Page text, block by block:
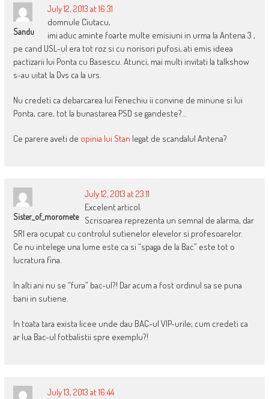
Sandu
July 12, 2013 at 16:31
domnule Ciutacu,
imi aduc aminte foarte multe emisiuni in urma la Antena 3 ,
pe cand USL-ul era tot roz si cu norisori pufosi, ati emis ideea
pactizarii lui Ponta cu Basescu. Atunci, mai multi invitati la talkshow
s-au uitat la Dvs ca la urs.
Nu credeti ca debarcarea lui Fenechiu ii convine de minune si lui
Ponta, care, tot la bunastarea PSD se gandeste?…
Ce parere aveti de opinia lui Stan legat de scandalul Antena?
Sister_of_moromete
July 12, 2013 at 23:11
Excelent articol.
Scrisoarea reprezenta un semnal de alarma, dar
SRI era ocupat cu controlul sutienelor elevelor si profesoarelor.
Ce nu intelege una lume este ca si “spaga de la Bac” este tot o
lucratura fina.
In alti ani nu se “fura” bac-ul?! Dar acum a fost ordinul sa se puna
bani in sutiene.
In toata tara exista licee unde dau BAC-ul VIP-urile; cum credeti ca
ar lua Bac-ul fotbalistii spre exemplu?!
July 13, 2013 at 16:44